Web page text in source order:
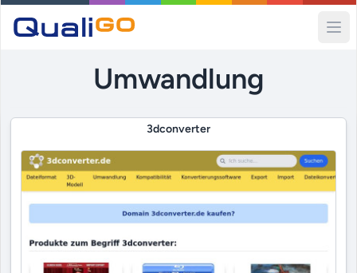
Umwandlung
3dconverter